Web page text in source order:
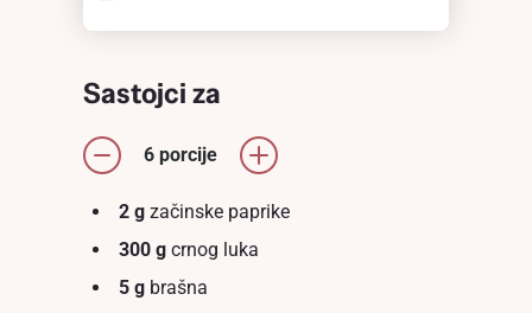
Sastojci za
6 porcije
2 g začinske paprike
300 g crnog luka
5 g brašna